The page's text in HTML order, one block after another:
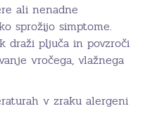
ali nenadne
sprožijo simptome.
draži pljuča in povzroči
vročega, vlažnega
v zraku alergeni